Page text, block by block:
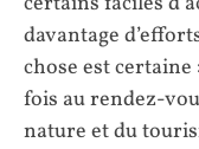
davantage
chose est certaine
fois au rendez-
nature et du